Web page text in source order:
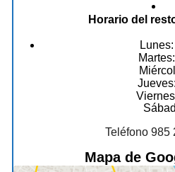
Horario del
Teléfono 985
Mapa de